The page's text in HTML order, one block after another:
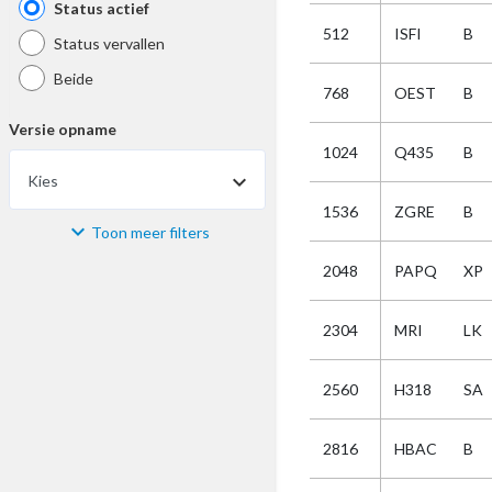
Status actief
Status vervallen
Beide
Versie opname
Kies
Materiaal Toon meer filters
512 ISFI B
768 OEST B
1024 Q435 B
1536 ZGRE B
2048 PAPQ XP
2304 MRI LK
2560 H318 SA
2816 HBAC B